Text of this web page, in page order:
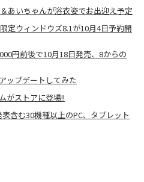
あいちゃんが浴衣姿でお出迎え予定
定ウィンドウズ8.1が10月4日予約開
円前後で10月18日発売、8からの
ップデートしてみた
がストアに登場!!
含む30機種以上のPC、タブレット